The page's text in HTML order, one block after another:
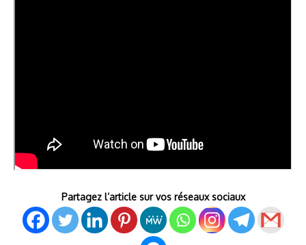
Partagez l’article sur vos réseaux sociaux